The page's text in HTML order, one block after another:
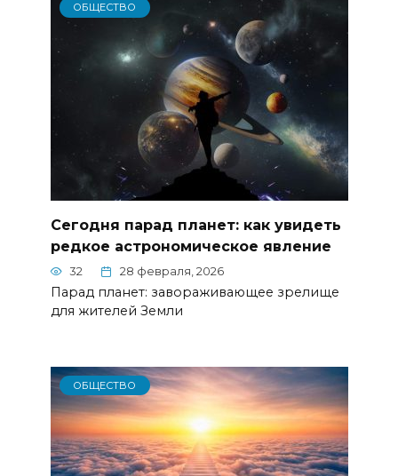
ОБЩЕСТВО
Сегодня парад планет: как увидеть
редкое астрономическое явление
32 28 февраля, 2026
Парад планет: завораживающее зрелище
для жителей Земли
ОБЩЕСТВО